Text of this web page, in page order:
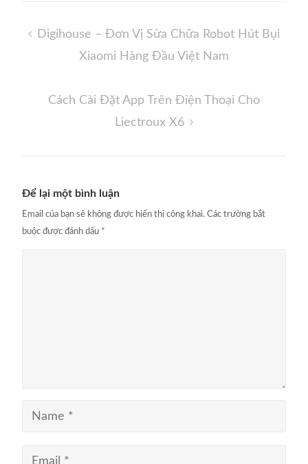
Điều
Digihouse – Đơn Vị Sửa Chữa Robot Hút Bụi
Xiaomi Hàng Đầu Việt Nam
Cách Cài Đặt App Trên Điện Thoại Cho
Liectroux X6
Để lại một bình luận
Email của bạn sẽ không được hiển thị công khai. Các trường bắt
buộc được đánh dấu *